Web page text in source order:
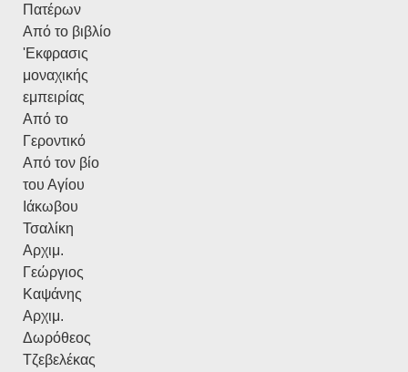
Πατέρων
Από το βιβλίο
'Εκφρασις
μοναχικής
εμπειρίας
Από το
Γεροντικό
Από τον βίο
του Αγίου
Ιάκωβου
Τσαλίκη
Αρχιμ.
Γεώργιος
Καψάνης
Αρχιμ.
Δωρόθεος
Τζεβελέκας